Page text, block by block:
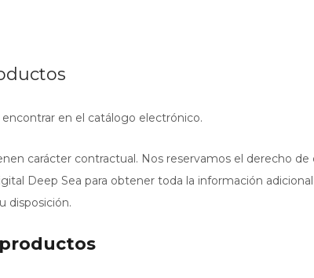
en el catálogo electrónico.
carácter contractual. Nos reservamos el derecho
Deep Sea para obtener toda la información
disposición.